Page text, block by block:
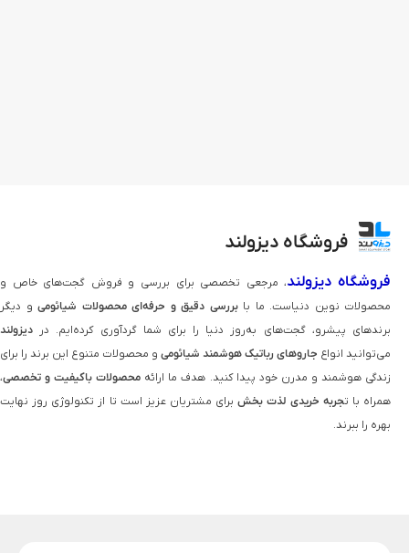
فروشگاه دیزولند
فروشگاه دیزولند، مرجعی تخصصی برای بررسی و فروش گجت‌های خاص و
محصولات نوین دنیاست. ما بابررسی دقیق و حرفه‌ای محصولات شیائومی و دیگر
برندهای پیشرو، گجت‌های به‌روز دنیا را برای شما گردآوری کرده‌ایم. در دیزولند
می‌توانید انواع جاروهای رباتیک هوشمند شیائومی و محصولات متنوع این برند را برای
زندگی هوشمند و مدرن خود پیدا کنید. هدف ما ارائه محصولات باکیفیت و تخصصی،
همراه با تجربه خریدی لذت‌ بخشبرای مشتریان عزیز است تا از تکنولوژی روز نهایت
بهره را ببرند.